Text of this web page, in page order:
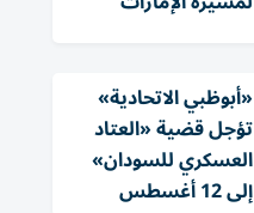
«أبوظبي الاتحادية»
تؤجل قضية «العتاد
العسكري للسودان»
إلى 12 أغسطس